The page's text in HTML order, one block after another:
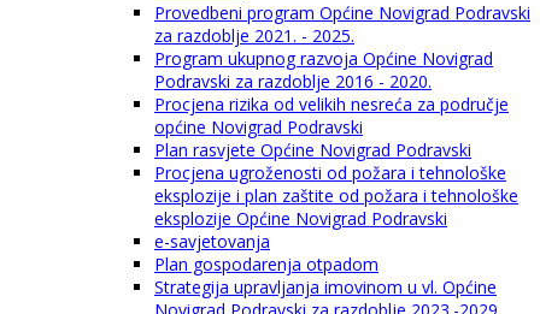
Provedbeni program Općine Novigrad Podravski
za razdoblje 2021. - 2025.
Program ukupnog razvoja Općine Novigrad
Podravski za razdoblje 2016 - 2020.
Procjena rizika od velikih nesreća za područje
općine Novigrad Podravski
Plan rasvjete Općine Novigrad Podravski
Procjena ugroženosti od požara i tehnološke
eksplozije i plan zaštite od požara i tehnološke
eksplozije Općine Novigrad Podravski
e-savjetovanja
Plan gospodarenja otpadom
Strategija upravljanja imovinom u vl. Općine
Novigrad Podravski za razdoblje 2023.-2029.